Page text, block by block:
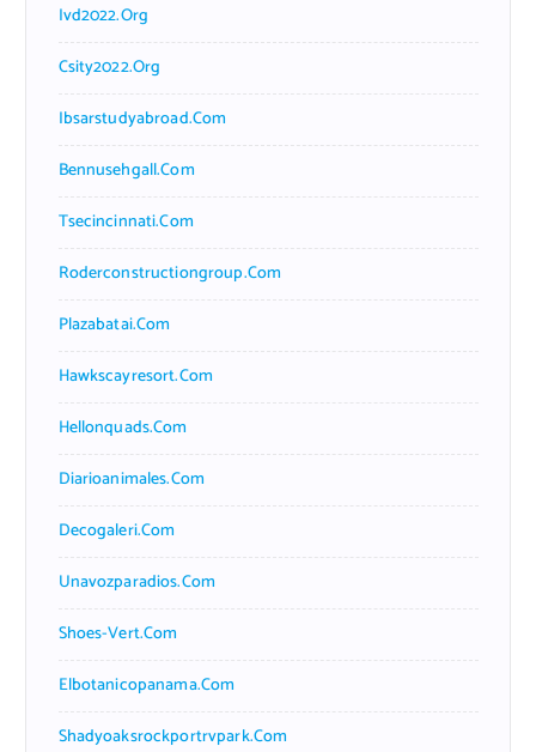
Ivd2022.org
Csity2022.org
Ibsarstudyabroad.com
Bennusehgall.com
Tsecincinnati.com
Roderconstructiongroup.com
Plazabatai.com
Hawkscayresort.com
Hellonquads.com
Diarioanimales.com
Decogaleri.com
Unavozparadios.com
Shoes-Vert.com
Elbotanicopanama.com
Shadyoaksrockportrvpark.com